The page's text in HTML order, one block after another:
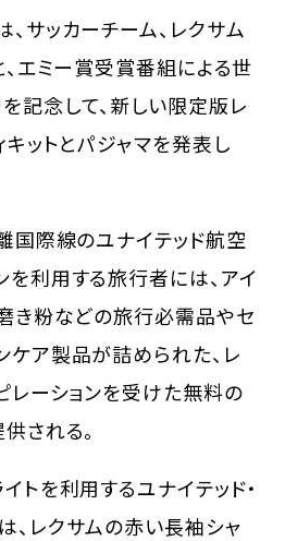
サッカーチーム、レクサム
エミー賞受賞番組による世
記念して、新しい限定版レ
ットとパジャマを発表し
国際線のユナイテッド航空
を利用する旅行者には、アイ
磨き粉などの旅行必需品やセ
ケア製品が詰められた、レ
レーションを受けた無料の
される。
トを利用するユナイテッド・
、レクサムの赤い長袖シャ